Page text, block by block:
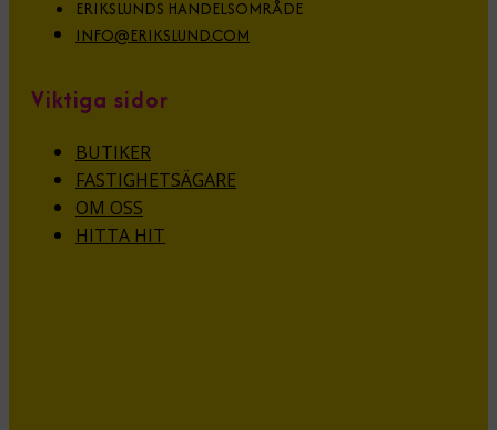
ERIKSLUNDS HANDELSOMRÅDE
INFO@ERIKSLUND.COM
Viktiga sidor
BUTIKER
FASTIGHETSÄGARE
OM OSS
HITTA HIT